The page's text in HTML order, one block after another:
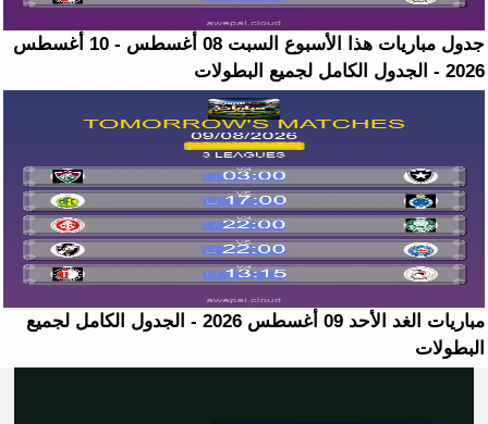
جدول مباريات هذا الأسبوع السبت 08 أغسطس - 10 أغسطس
2026 - الجدول الكامل لجميع البطولات
مباريات الغد الأحد 09 أغسطس 2026 - الجدول الكامل لجميع
البطولات